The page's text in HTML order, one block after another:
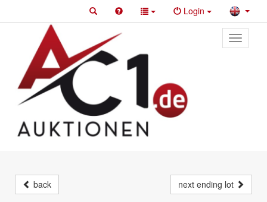
Login
Toggle
primary
back next ending lot